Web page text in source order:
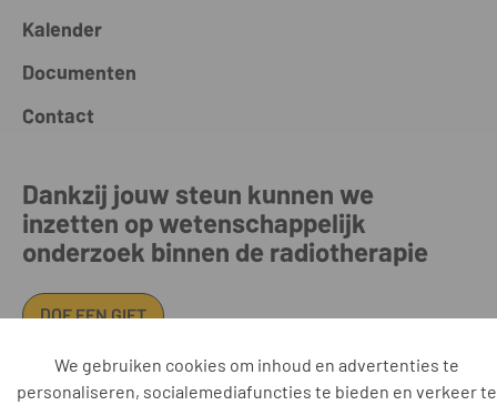
Kalender
Documenten
Contact
Dankzij jouw steun kunnen we
inzetten op wetenschappelijk
onderzoek binnen de radiotherapie
DOE EEN GIFT
We gebruiken cookies om inhoud en advertenties te
personaliseren, socialemediafuncties te bieden en verkeer te